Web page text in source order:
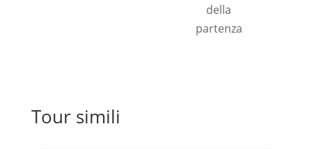
della
partenza
Tour simili